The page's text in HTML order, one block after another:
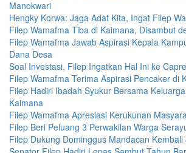
Manokwari
Hengky Korwa: Jaga Adat Kita, Ingat Filep
Filep Wamafma Tiba di Kaimana, Disambut
Filep Wamafma Jawab Aspirasi Kepala
Dana Desa
Soal Investasi, Filep Ingatkan Hal Ini ke
Filep Wamafma Terima Aspirasi Pencaker di
Filep Hadiri Ibadah Syukur Bersama
Kaimana
Filep Wamafma Apresiasi Kerukunan
Filep Beri Peluang 3 Perwakilan Warga
Filep Dukung Dominggus Mandacan